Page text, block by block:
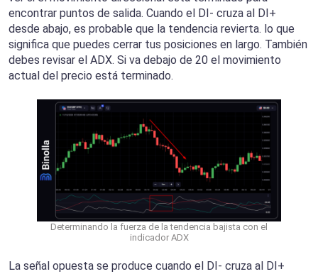
encontrar puntos de salida. Cuando el DI- cruza al DI+
desde abajo, es probable que la tendencia revierta. lo que
significa que puedes cerrar tus posiciones en largo. También
debes revisar el ADX. Si va debajo de 20 el movimiento
actual del precio está terminado.
Determinando la fuerza de la tendencia bajista con el
indicador ADX
La señal opuesta se produce cuando el DI- cruza al DI+